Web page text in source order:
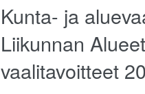
Kunta- ja
Liikunnan
vaalitavoitteet